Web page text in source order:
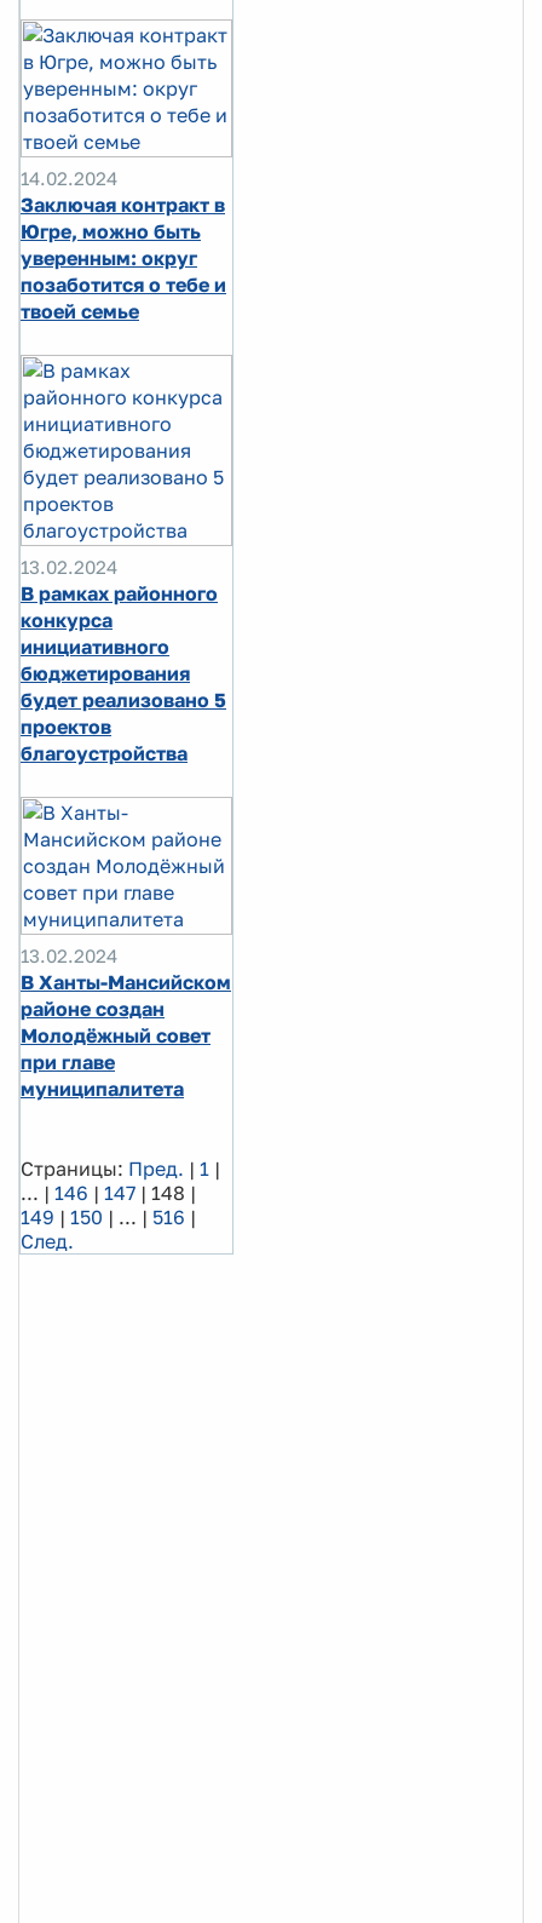
14.02.2024
Заключая контракт в
Югре, можно быть
уверенным: округ
позаботится о тебе и
твоей семье
13.02.2024
В рамках районного
конкурса
инициативного
бюджетирования
будет реализовано 5
проектов
благоустройства
13.02.2024
В Ханты-Мансийском
районе создан
Молодёжный совет
при главе
муниципалитета
Страницы: Пред. | 1 |
... | 146 | 147 | 148 |
149 | 150 | ... | 516 |
След.